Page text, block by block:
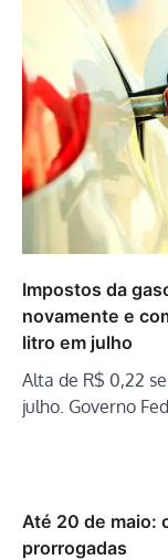
Impostos da
novamente e
litro em julho
Alta de R$ 0,22
julho. Governo
Até 20 de maio:
prorrogadas